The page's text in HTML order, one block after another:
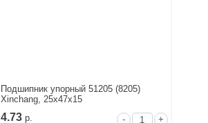
Подшипник упорный 51205 (8205)
Xinchang, 25x47x15
4.73р. - +